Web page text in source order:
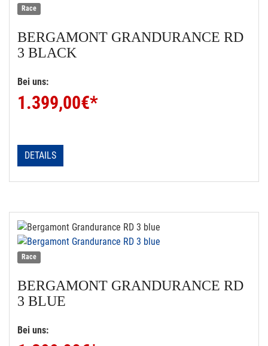
Race
BERGAMONT GRANDURANCE RD
3 BLACK
Bei uns:
1.399,00€*
DETAILS
Race
BERGAMONT GRANDURANCE RD
3 BLUE
Bei uns: